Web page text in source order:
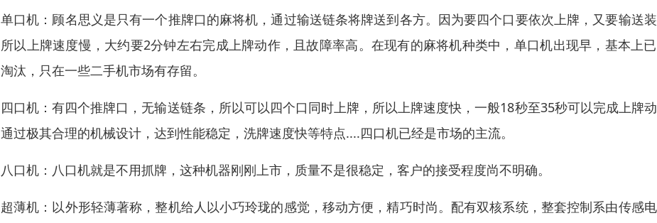
单口机：顾名思义是只有一个推牌口的麻将机，通过输送链条将牌送到各方。因为要四个口要依次上牌，又要输送
所以上牌速度慢，大约要2分钟左右完成上牌动作，且故障率高。在现有的麻将机种类中，单口机出现早，基本上
淘汰，只在一些二手机市场有存留。
四口机：有四个推牌口，无输送链条，所以可以四个口同时上牌，所以上牌速度快，一般18秒至35秒可以完成上牌
通过极其合理的机械设计，达到性能稳定，洗牌速度快等特点....四口机已经是市场的主流。
八口机：八口机就是不用抓牌，这种机器刚刚上市，质量不是很稳定，客户的接受程度尚不明确。
超薄机：以外形轻薄著称，整机给人以小巧玲珑的感觉，移动方便，精巧时尚。配有双核系统，整套控制系由传感